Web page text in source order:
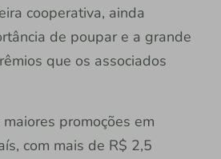
cooperativa, ainda
de poupar e a grande
que os associados
promoções em
com mais de R$ 2,5